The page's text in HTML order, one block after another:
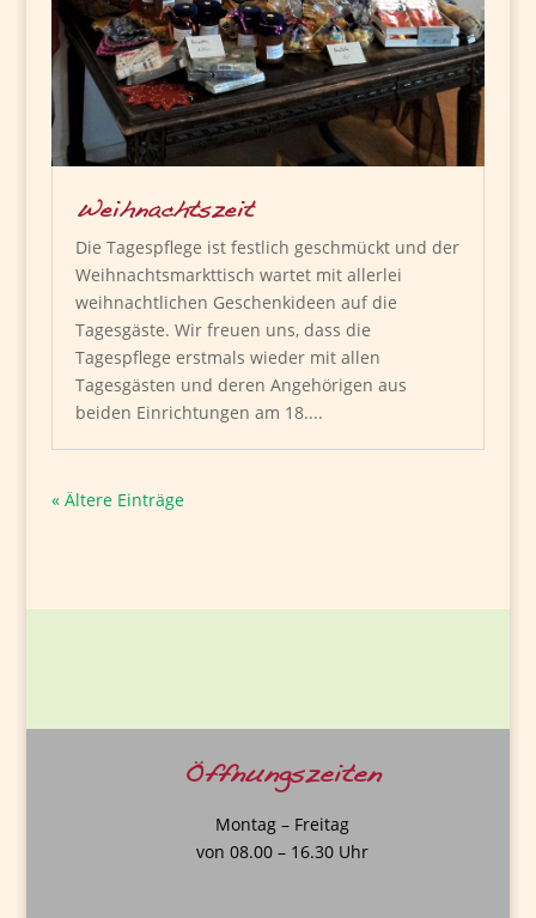
Weihnachtszeit
Die Tagespflege ist festlich geschmückt und der
Weihnachtsmarkttisch wartet mit allerlei
weihnachtlichen Geschenkideen auf die
Tagesgäste. Wir freuen uns, dass die
Tagespflege erstmals wieder mit allen
Tagesgästen und deren Angehörigen aus
beiden Einrichtungen am 18....
« Ältere Einträge
Öffnungszeiten
Montag – Freitag
von 08.00 – 16.30 Uhr